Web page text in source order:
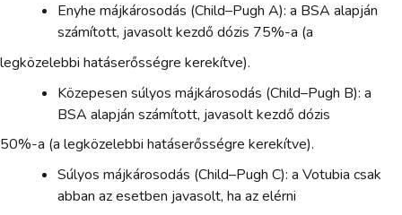
Enyhe májkárosodás (Child–Pugh A): a BSA alapján
számított, javasolt kezdő dózis 75%-a (a
legközelebbi hatáserősségre kerekítve).
Közepesen súlyos májkárosodás (Child–Pugh B): a
BSA alapján számított, javasolt kezdő dózis
50%-a (a legközelebbi hatáserősségre kerekítve).
Súlyos májkárosodás (Child–Pugh C): a Votubia csak
abban az esetben javasolt, ha az elérni